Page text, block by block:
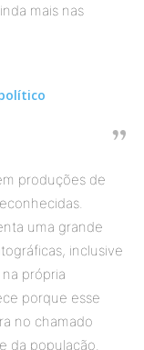
mais nas
produções de
uma grande
inclusive
própria
porque esse
no chamado
da população.